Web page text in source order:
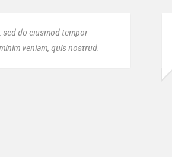
Sed ut perspiciatis unde
laudantium, totam rem
Mrs. Noelle